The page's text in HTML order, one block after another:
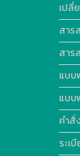
เปลี่
สาร
สาร
แบบ
แบบ
คำสั่
ระเ